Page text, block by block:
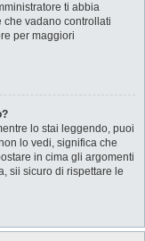
ti abbia
vadano controllati
per maggiori
lo stai leggendo, puoi
lo vedi, significa che
in cima gli argomenti
sii sicuro di rispettare le